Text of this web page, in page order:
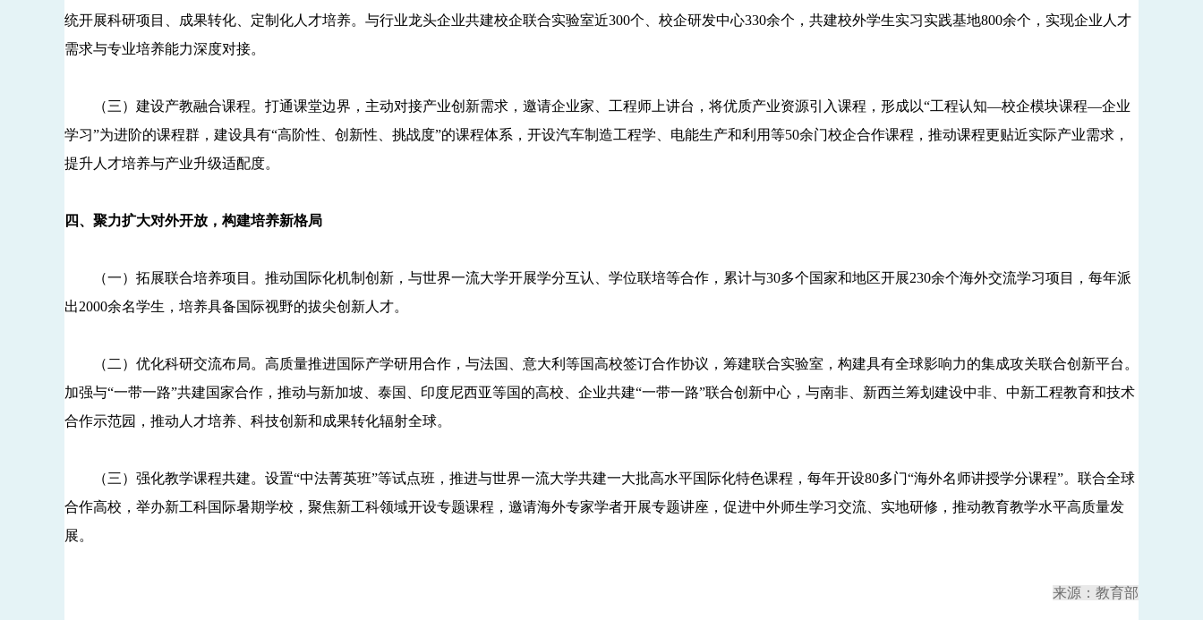
统开展科研项目、成果转化、定制化人才培养。与行业龙头企业共建校企联合实验室近300个、校企研发中心330余个，共建校外学生实习实践基地800余个，实现企业人才
需求与专业培养能力深度对接。
（三）建设产教融合课程。打通课堂边界，主动对接产业创新需求，邀请企业家、工程师上讲台，将优质产业资源引入课程，形成以“工程认知—校企模块课程—企业
学习”为进阶的课程群，建设具有“高阶性、创新性、挑战度”的课程体系，开设汽车制造工程学、电能生产和利用等50余门校企合作课程，推动课程更贴近实际产业需求，
提升人才培养与产业升级适配度。
四、聚力扩大对外开放，构建培养新格局
（一）拓展联合培养项目。推动国际化机制创新，与世界一流大学开展学分互认、学位联培等合作，累计与30多个国家和地区开展230余个海外交流学习项目，每年派
出2000余名学生，培养具备国际视野的拔尖创新人才。
（二）优化科研交流布局。高质量推进国际产学研用合作，与法国、意大利等国高校签订合作协议，筹建联合实验室，构建具有全球影响力的集成攻关联合创新平台。
加强与“一带一路”共建国家合作，推动与新加坡、泰国、印度尼西亚等国的高校、企业共建“一带一路”联合创新中心，与南非、新西兰筹划建设中非、中新工程教育和技术
合作示范园，推动人才培养、科技创新和成果转化辐射全球。
（三）强化教学课程共建。设置“中法菁英班”等试点班，推进与世界一流大学共建一大批高水平国际化特色课程，每年开设80多门“海外名师讲授学分课程”。联合全球
合作高校，举办新工科国际暑期学校，聚焦新工科领域开设专题课程，邀请海外专家学者开展专题讲座，促进中外师生学习交流、实地研修，推动教育教学水平高质量发
展。
来源：教育部